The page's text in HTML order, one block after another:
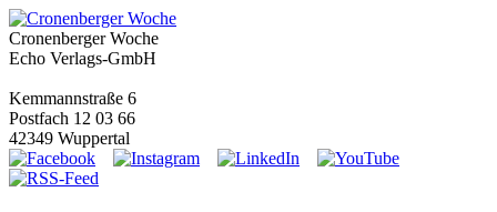
Cronenberger Woche
Echo Verlags-GmbH
Kemmannstraße 6
Postfach 12 03 66
42349 Wuppertal